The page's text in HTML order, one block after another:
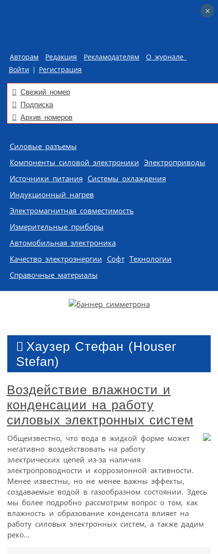
Авторам Редакция Рекламодателям
О журнале
Войти | Регистрация
Свежий номер
Подписка
Архив номеров
Skip to content
Силовые разъемы
Компоненты силовой электроники Электроприводы
Источники питания Системы охлаждения
Индукционный нагрев
Электромагнитная совместимость
Измерительные приборы
Автомобильная электроника
Качество электроэнергии Софт Технологии
Справочные материалы
Хаузер Стефан (Houser
Stefan)
Воздействие влажности и
конденсации на работу
силовых электронных систем
Общеизвестно, что вода в жидкой форме может
негативно воздействовать на работу
электрических цепей из-за наличия
электропроводности и коррозионной активности.
Менее известны, но не менее важны эффекты,
создаваемые водой в газообразном состоянии. Здесь
мы более подробно рассмотрим вопрос о том, как
влажность и образование конденсата влияет на
работу силовых электронных систем, а также дадим
реко...
×
×